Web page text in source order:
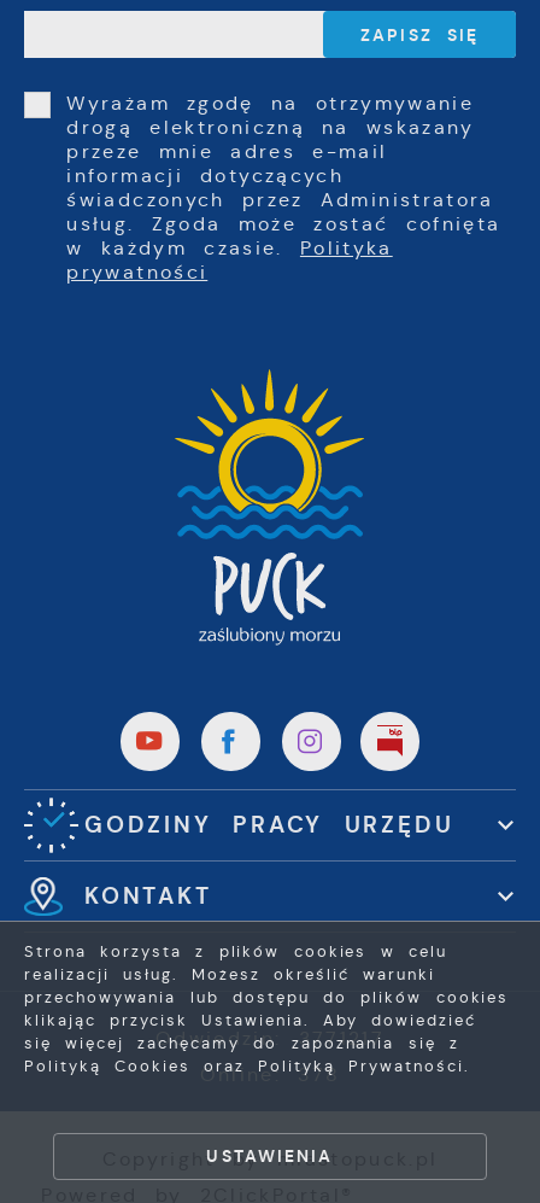
Wyrażam zgodę na otrzymywanie
drogą elektroniczną na wskazany
przeze mnie adres e-mail
informacji dotyczących
świadczonych przez Administratora
usług. Zgoda może zostać cofnięta
w każdym czasie. Polityka
prywatności
GODZINY PRACY URZĘDU
KONTAKT
Odwiedzin: 3771217
Online: 378
Copyright by miastopuck.pl
Strona korzysta z plików cookies w celu
realizacji usług. Możesz określić warunki
przechowywania lub dostępu do plików cookies
klikając przycisk Ustawienia. Aby dowiedzieć
się więcej zachęcamy do zapoznania się z
Polityką Cookies oraz Polityką Prywatności.
USTAWIENIA
ZEZWÓL NA WSZYSTKIE